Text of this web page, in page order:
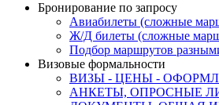
Бронирование по запросу
Авиабилеты (сложные
Ж/Д билеты (сложные
Подбор маршрутов
Визовые формальности
ВИЗЫ - ЦЕНЫ -
АНКЕТЫ, ОПРОСНЫЕ